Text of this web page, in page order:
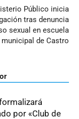
Público inicia
tras denuncia
sexual en escuela
municipal de Castro
por «Club de